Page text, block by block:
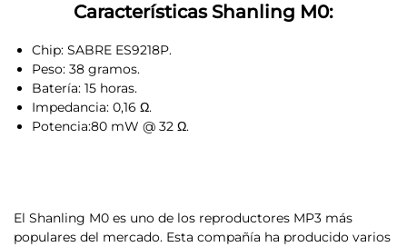
Características Shanling M0:
Chip: SABRE ES9218P.
Peso: 38 gramos.
Batería: 15 horas.
Impedancia: 0,16 Ω.
Potencia:80 mW @ 32 Ω.
El Shanling M0 es uno de los reproductores MP3 más
populares del mercado. Esta compañía ha producido varios